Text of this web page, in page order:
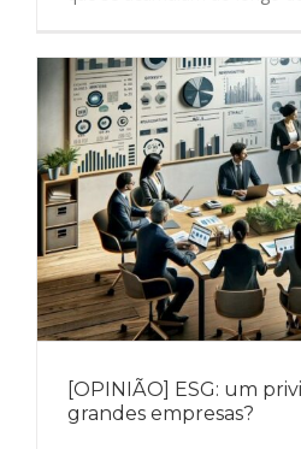
[OPINIÃO] ESG: um
grandes empresas?